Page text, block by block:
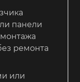
панели
ремонта
или